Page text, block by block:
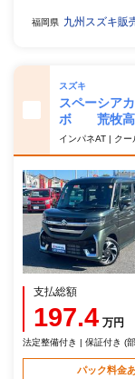
福岡県 九州スズキ
スズキ
スペーシア
ボ 荒牧高
インパネAT | クー
支払総額
197.4 万円
法定整備付き | 保証付き (
パック料金